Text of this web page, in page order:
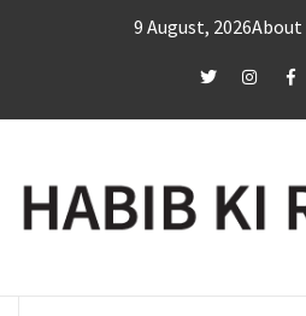
9 August, 2026About
twitterInstagram